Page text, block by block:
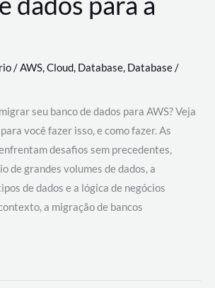
/AWS,Cloud, Database, Database/
seu banco de dados para AWS? Veja
você fazer isso, e como fazer. As
desafios sem precedentes,
de grandes volumes de dados, a
de dados e a lógica de negócios
a migração de bancos